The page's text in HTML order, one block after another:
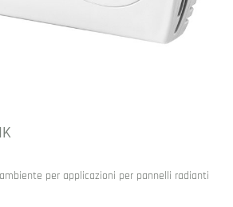
per applicazioni per pannelli radianti